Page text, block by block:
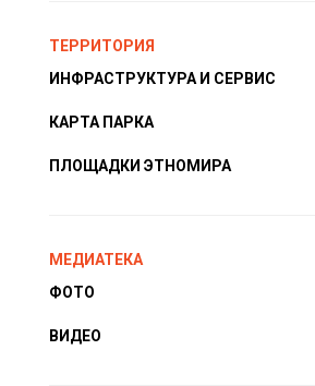
ТЕРРИТОРИЯ
ИНФРАСТРУКТУРА И СЕРВИС
КАРТА ПАРКА
ПЛОЩАДКИ ЭТНОМИРА
МЕДИАТЕКА
ФОТО
ВИДЕО